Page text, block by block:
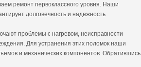
ремонт первоклассного уровня. Наши
долговечность и надежность
проблемы с нагревом, неисправности
Для устранения этих поломок наши
и механических компонентов. Обратившись